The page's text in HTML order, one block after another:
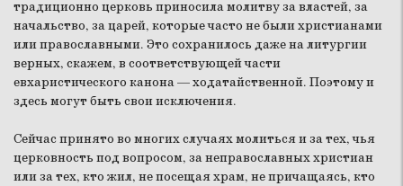
традиционно церковь приносила молитву за властей, за
начальство, за царей, которые часто не были христианами
или православными. Это сохранилось даже на литургии
верных, скажем, в соответствующей части
евхаристического канона — ходатайственной. Поэтому и
здесь могут быть свои исключения.
Сейчас принято во многих случаях молиться и за тех, чья
церковность под вопросом, за неправославных христиан
или за тех, кто жил, не посещая храм, не причащаясь, кто